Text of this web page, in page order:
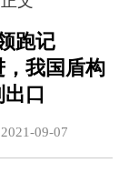
跑记
我国盾构
口
09-07